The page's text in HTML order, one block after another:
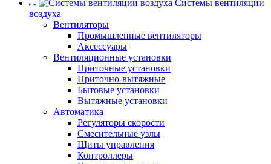
Системы вентиляции
воздуха
Вентиляторы
Промышленные вентиляторы
Аксессуары
Вентиляционные установки
Приточные установки
Приточно-вытяжные
Бытовые установки
Вытяжные установки
Автоматика
Регуляторы скорости
Смесительные узлы
Щиты управления
Контроллеры